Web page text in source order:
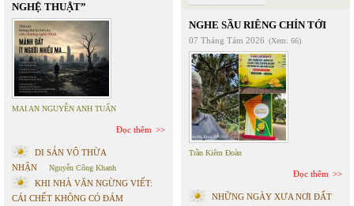
NGHỆ THUẬT”
MAI AN NGUYỄN ANH TUẤN
Đọc thêm
DI SẢN VÔ THỪA
NHẬN
Nguyễn Công Khanh
KHI NHÀ VĂN NGỪNG VIẾT:
CÁI CHẾT KHÔNG CÓ ĐÁM
NGHE SẦU RIÊNG CHÍN TỚI
07 Tháng Tám 2026 (Xem: 66)
Trần Kiêm Đoàn
Đọc thêm
NHỮNG NGÀY XƯA NƠI ĐẤT